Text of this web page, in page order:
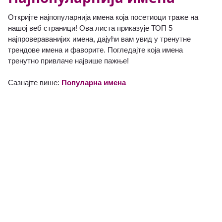
Откријте најпопуларнија имена која посетиоци траже на
нашој веб страници! Ова листа приказује ТОП 5
најпровераванијих имена, дајући вам увид у тренутне
трендове имена и фаворите. Погледајте која имена
тренутно привлаче највише пажње!
Сазнајте више: Популарна имена